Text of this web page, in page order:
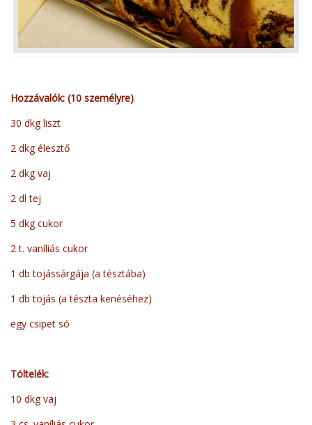
Hozzávalók: (10 személyre)
30 dkg liszt
2 dkg élesztő
2 dkg vaj
2 dl tej
5 dkg cukor
2 t. vaníliás cukor
1 db tojássárgája (a tésztába)
1 db tojás (a tészta kenéséhez)
egy csipet só
Töltelék:
10 dkg vaj